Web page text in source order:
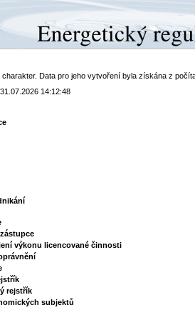
Data pro jeho vytvoření byla získána z
14:12:48
výkonu licencované činnosti
rejstřík
subjektů